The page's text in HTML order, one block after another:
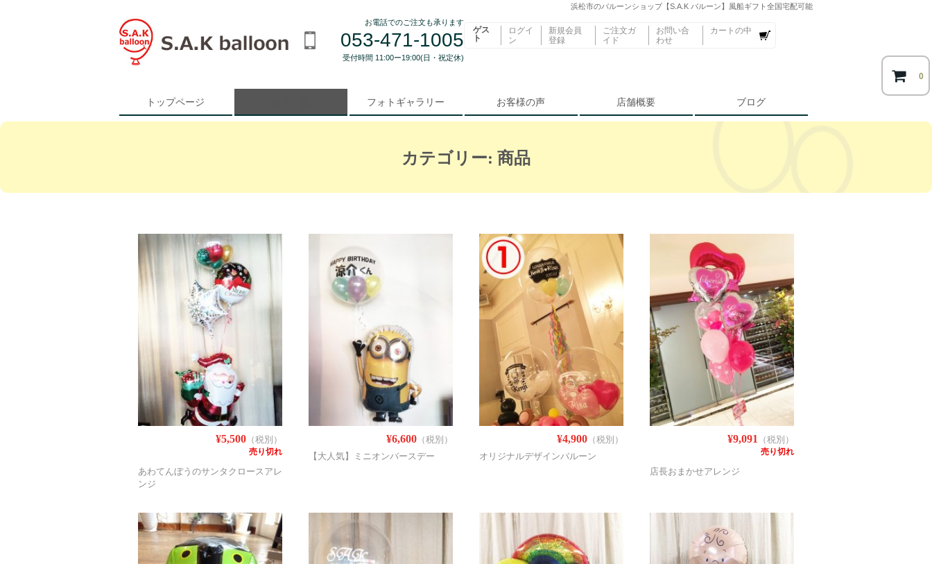
0
浜松市のバルーンショップ【S.A.K バルーン】風船ギフト全国宅配可能
お電話でのご注文も承ります
053-471-1005
受付時間 11:00ー19:00(日・祝定休)
ゲス
ト
ログイ
ン
新規会員
登録
ご注文ガ
イド
お問い合
わせ
カートの中
トップページ フォトギャラリー お客様の声 店舗概要 ブログ
カテゴリー: 商品
¥5,500 （税別）
売り切れ
あわてんぼうのサンタクロースアレ
ンジ
¥6,600 （税別）
【大人気】ミニオンバースデー
¥4,900 （税別）
オリジナルデザインバルーン
¥9,091
（税別）
売り切れ
店長おまかせアレンジ